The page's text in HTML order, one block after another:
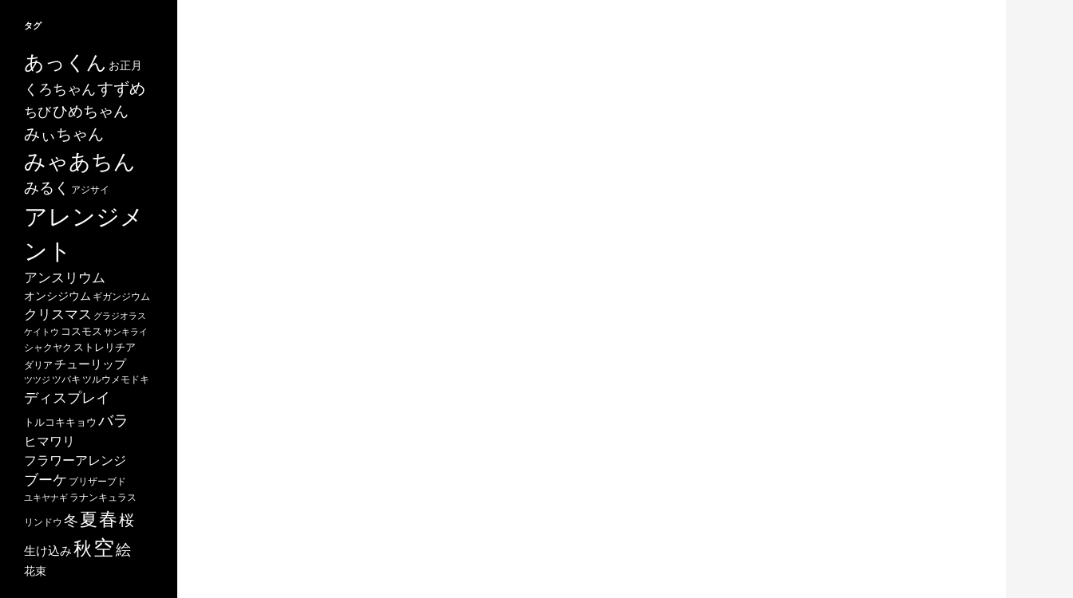
タグ
あっくん お正月
くろちゃんすずめ
ちびひめちゃん
みぃちゃん
みゃあちん
みるく アジサイ
アレンジメ
ント
アンスリウム
オンシジウム ギガンジウム
クリスマス グラジオラス
ケイトウ コスモス サンキライ
シャクヤク ストレリチア
ダリア チューリップ
ツツジ ツバキ ツルウメモドキ
ディスプレイ
トルコキキョウ バラ
ヒマワリ
フラワーアレンジ
ブーケ プリザーブド
ユキヤナギ ラナンキュラス
リンドウ 冬夏春桜
生け込み秋 空絵
花束